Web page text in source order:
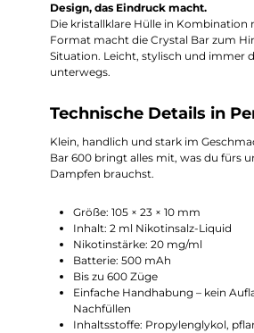
Design, das Eindruck macht.
Die kristallklare Hülle in
Format macht die Crystal Bar zum
Situation. Leicht, stylisch und immer
unterwegs.
Technische Details in
Klein, handlich und stark im
Bar 600 bringt alles mit, was du fürs
Dampfen brauchst.
Größe: 105 × 23 × 10 mm
Inhalt: 2 ml Nikotinsalz-Liquid
Nikotinstärke: 20 mg/ml
Batterie: 500 mAh
Bis zu 600 Züge
Einfache Handhabung – kein
Nachfüllen
Inhaltsstoffe: Propylenglykol,